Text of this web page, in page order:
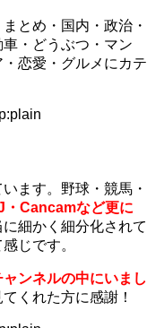
とめ・国内・政治・
・どうぶつ・マン
恋愛・グルメにカテ
ます。野球・競馬・
・Cancamなど更に
細かく細分化されて
じです。
ンネルの中にいまし
くれた方に感謝！